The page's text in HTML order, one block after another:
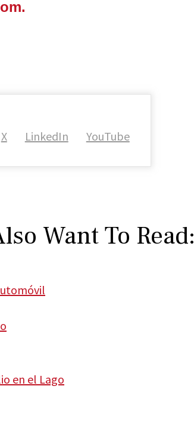
X LinkedIn YouTube
Want To Read:
en el Lago